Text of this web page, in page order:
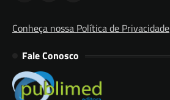
Conheça nossa Política de Privacidade
Fale Conosco